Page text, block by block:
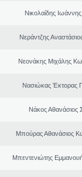
Νικολαίδης
Νεράντζης
Νεονάκης Μιχάλης
Νασιώκας Έκτορας
Νάκος Αθανάσιος
Μπούρας Αθανάσιος
Μπεντενιώτης